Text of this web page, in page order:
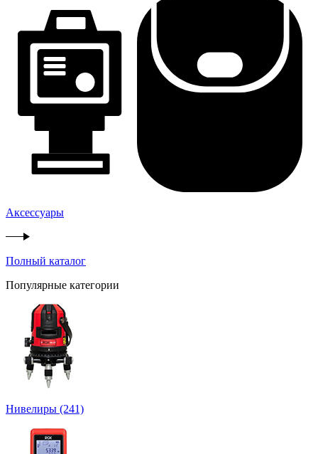
Аксессуары
Полный каталог
Популярные категории
Нивелиры (241)